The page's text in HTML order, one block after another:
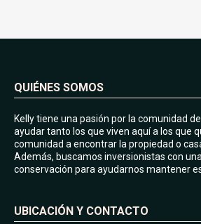
QUIÉNES SOMOS
Kelly tiene una pasión por la comunidad
ayudar tanto los que viven aquí a los que
comunidad a encontrar la propiedad o
Además, buscamos inversionistas con
conservación para ayudarnos mantener
UBICACIÓN Y CONTACTO